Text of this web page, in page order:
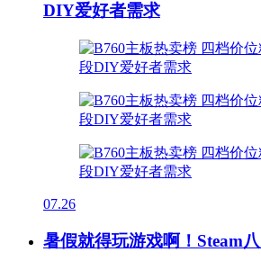
DIY爱好者需求
07.26
暑假就得玩游戏啊！Steam